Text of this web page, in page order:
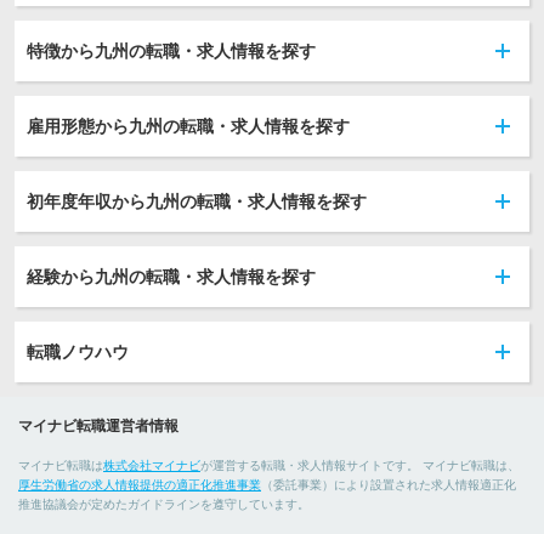
特徴から九州の転職・求人情報を探す
雇用形態から九州の転職・求人情報を探す
初年度年収から九州の転職・求人情報を探す
経験から九州の転職・求人情報を探す
転職ノウハウ
マイナビ転職運営者情報
マイナビ転職は株式会社マイナビが運営する転職・求人情報サイトです。 マイナビ転職は、
厚生労働省の求人情報提供の適正化推進事業 （委託事業）により設置された求人情報適正化
推進協議会が定めたガイドラインを遵守しています。